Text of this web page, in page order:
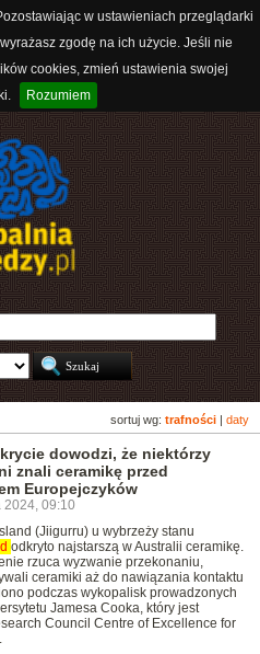
w ustawieniach przeglądarki
zgodę na ich użycie. Jeśli nie
cookies, zmień ustawienia swojej
Rozumiem
sortuj wg: trafności daty
dowodzi, że niektórzy
znali ceramikę przed
Europejczyków
2024, 09:10
(Jiigurru) u wybrzeży stanu
odkryto najstarszą w Australii ceramikę.
rzuca wyzwanie przekonaniu,
ceramiki aż do nawiązania kontaktu
podczas wykopalisk prowadzonych
Jamesa Cooka, który jest
Council Centre of Excellence for